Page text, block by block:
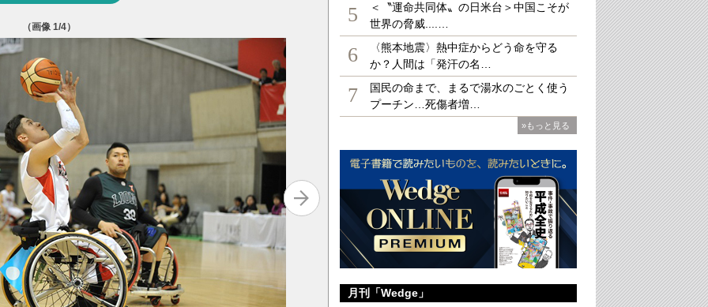
（画像1/4）
（提供：フォトサービスワン）
5
＜〝運命共同体〟の日米台＞中国こそが
世界の脅威....…
6
〈熊本地震〉熱中症からどう命を守る
か？人間は「発汗の名…
7
国民の命まで、まるで湯水のごとく使う
プーチン…死傷者増…
»もっと見る
月刊「Wedge」